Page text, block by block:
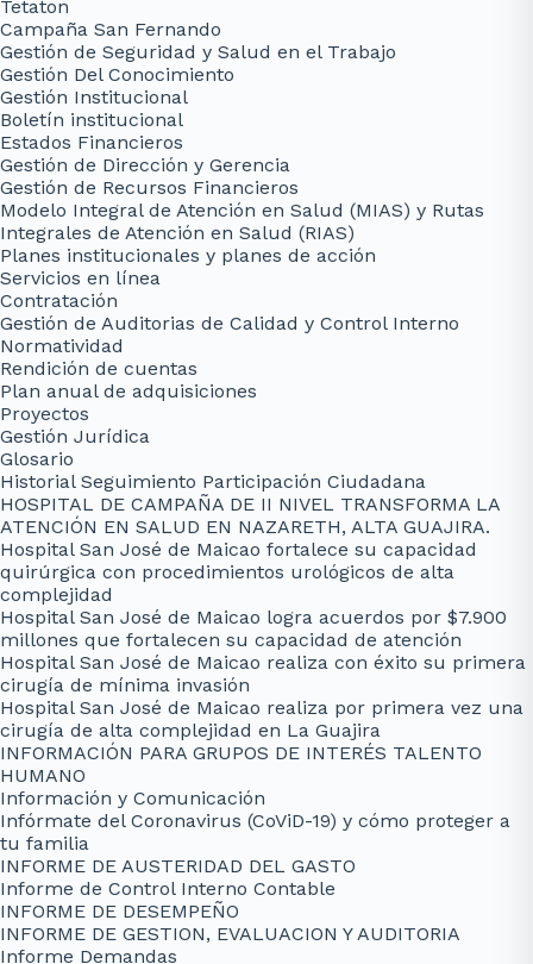
Tetaton
Campaña San Fernando
Gestión de Seguridad y Salud en el Trabajo
Gestión Del Conocimiento
Gestión Institucional
Boletín institucional
Estados Financieros
Gestión de Dirección y Gerencia
Gestión de Recursos Financieros
Modelo Integral de Atención en Salud (MIAS) y Rutas
Integrales de Atención en Salud (RIAS)
Planes institucionales y planes de acción
Servicios en línea
Contratación
Gestión de Auditorias de Calidad y Control Interno
Normatividad
Rendición de cuentas
Plan anual de adquisiciones
Proyectos
Gestión Jurídica
Glosario
Historial Seguimiento Participación Ciudadana
HOSPITAL DE CAMPAÑA DE II NIVEL TRANSFORMA LA
ATENCIÓN EN SALUD EN NAZARETH, ALTA GUAJIRA.
Hospital San José de Maicao fortalece su capacidad
quirúrgica con procedimientos urológicos de alta
complejidad
Hospital San José de Maicao logra acuerdos por $7.900
millones que fortalecen su capacidad de atención
Hospital San José de Maicao realiza con éxito su primera
cirugía de mínima invasión
Hospital San José de Maicao realiza por primera vez una
cirugía de alta complejidad en La Guajira
INFORMACIÓN PARA GRUPOS DE INTERÉS TALENTO
HUMANO
Información y Comunicación
Infórmate del Coronavirus (CoViD-19) y cómo proteger a
tu familia
INFORME DE AUSTERIDAD DEL GASTO
Informe de Control Interno Contable
INFORME DE DESEMPEÑO
INFORME DE GESTION, EVALUACION Y AUDITORIA
Informe Demandas